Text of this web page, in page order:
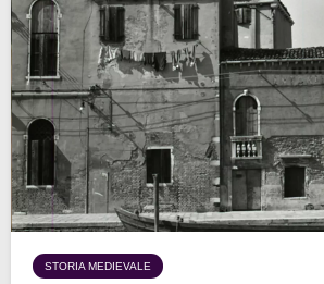
STORIA MEDIEVALE